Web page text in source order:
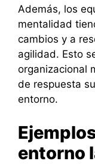
Además, los
mentalidad
cambios y a
agilidad. Esto
organizacional
de respuesta
entorno.
entorno